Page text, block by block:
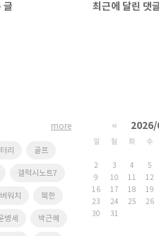
글 최근에 달린 댓
리 골프
갤럭시노트7
워치 북한
병세 박근혜
more « 2026/
일 월 화 수
2
3 4 5
9
10 11 12
16
17 18 19
23
24 25 26
30
31